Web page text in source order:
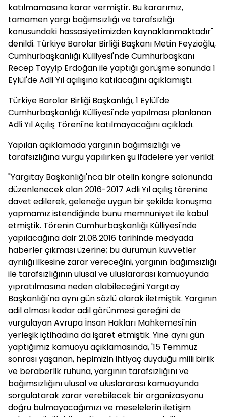
katılmamasına karar vermiştir. Bu kararımız,
tamamen yargı bağımsızlığı ve tarafsızlığı
konusundaki hassasiyetimizden kaynaklanmaktadır"
denildi. Türkiye Barolar Birliği Başkanı Metin Feyzioğlu,
Cumhurbaşkanlığı Külliyesi'nde Cumhurbaşkanı
Recep Tayyip Erdoğan ile yaptığı görüşme sonunda 1
Eylül'de Adli Yıl açılışına katılacağını açıklamıştı.
Türkiye Barolar Birliği Başkanlığı, 1 Eylül'de
Cumhurbaşkanlığı Külliyesi'nde yapılması planlanan
Adli Yıl Açılış Töreni'ne katılmayacağını açıkladı.
Yapılan açıklamada yargının bağımsızlığı ve
tarafsızlığına vurgu yapılırken şu ifadelere yer verildi:
"Yargıtay Başkanlığı'nca bir otelin kongre salonunda
düzenlenecek olan 2016-2017 Adli Yıl açılış törenine
davet edilerek, geleneğe uygun bir şekilde konuşma
yapmamız istendiğinde bunu memnuniyet ile kabul
etmiştik. Törenin Cumhurbaşkanlığı Külliyesi'nde
yapılacağına dair 21.08.2016 tarihinde medyada
haberler çıkması üzerine; bu durumun kuvvetler
ayrılığı ilkesine zarar vereceğini, yargının bağımsızlığı
ile tarafsızlığının ulusal ve uluslararası kamuoyunda
yıpratılmasına neden olabileceğini Yargıtay
Başkanlığı'na aynı gün sözlü olarak iletmiştik. Yargının
adil olması kadar adil görünmesi gereğini de
vurgulayan Avrupa İnsan Hakları Mahkemesi'nin
yerleşik içtihadına da işaret etmiştik. Yine aynı gün
yaptığımız kamuoyu açıklamasında, '15 Temmuz
sonrası yaşanan, hepimizin ihtiyaç duyduğu milli birlik
ve beraberlik ruhuna, yargının tarafsızlığını ve
bağımsızlığını ulusal ve uluslararası kamuoyunda
sorgulatarak zarar verebilecek bir organizasyonu
doğru bulmayacağımızı ve meselelerin iletişim